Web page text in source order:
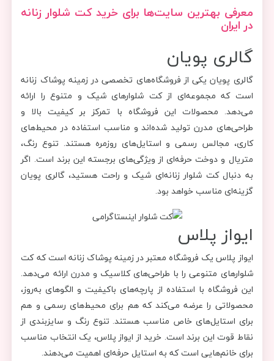
معرفی بهترین سایت‌ها برای خرید کت شلوار زنانه
در ایران
گالری پویان
گالری پویان یکی از فروشگاه‌های تخصصی در زمینه پوشاک زنانه
است که مجموعه‌ای از کت شلوارهای شیک و متنوع را ارائه
می‌دهد. محصولات این فروشگاه با تمرکز بر کیفیت بالا و
طراحی‌های مدرن تولید شده‌اند و مناسب استفاده در محیط‌های
کاری، مجالس رسمی و استایل‌های روزمره هستند. تنوع رنگ،
متریال و دوخت حرفه‌ای از ویژگی‌های برجسته این برند است. اگر
به دنبال کت شلوار زنانه‌ای شیک و راحت هستید، گالری پویان
گزینه‌ای مناسب خواهد بود.
ایواز پلاس
ایواز پلاس یک فروشگاه معتبر در زمینه پوشاک زنانه است که کت
شلوارهای متنوعی را با طراحی‌های کلاسیک و مدرن ارائه می‌دهد.
این فروشگاه با استفاده از پارچه‌های باکیفیت و الگوهای به‌روز،
محصولاتی را عرضه می‌کند که هم برای محیط‌های رسمی و هم
برای استایل‌های خاص مناسب هستند. تنوع رنگ و سایزبندی از
نقاط قوت این برند است. خرید از ایواز پلاس، یک انتخاب مناسب
برای خانم‌هایی است که به استایل حرفه‌ای اهمیت می‌دهند.